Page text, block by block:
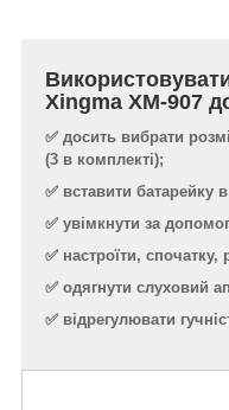
Xingma XM-907
✅ досить вибрати
(3 в комплекті);
✅ вставити батарейку
✅ увімкнути за
✅ настроїти, спочатку,
✅ одягнути слуховий
✅ відрегулювати